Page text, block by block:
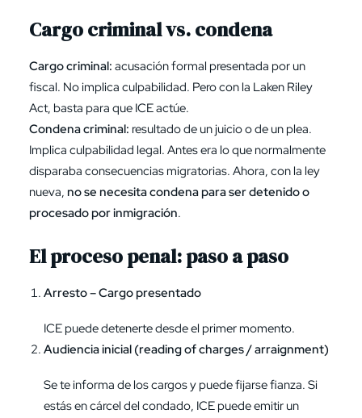
Cargo criminal vs. condena
Cargo criminal: acusación formal presentada por un
fiscal. No implica culpabilidad. Pero con la Laken Riley
Act, basta para que ICE actúe.
Condena criminal: resultado de un juicio o de un plea.
Implica culpabilidad legal. Antes era lo que normalmente
disparaba consecuencias migratorias. Ahora, con la ley
nueva, no se necesita condena para ser detenido o
procesado por inmigración.
El proceso penal: paso a paso
Arresto – Cargo presentado
ICE puede detenerte desde el primer momento.
Audiencia inicial (reading of charges / arraignment)
Se te informa de los cargos y puede fijarse fianza. Si
estás en cárcel del condado, ICE puede emitir un